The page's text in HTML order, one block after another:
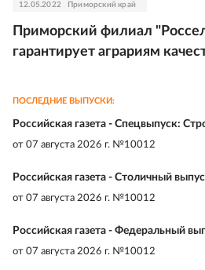
12.05.2022 Приморский край
Приморский филиал
гарантирует аграриям
ПОСЛЕДНИЕ ВЫПУСКИ:
Российская газета - Спецвыпуск:
от 07 августа 2026 г. №10012
Российская газета - Столичный
от 07 августа 2026 г. №10012
Российская газета - Федеральный
от 07 августа 2026 г. №10012